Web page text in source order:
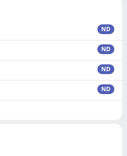
ND
ND
ND
ND